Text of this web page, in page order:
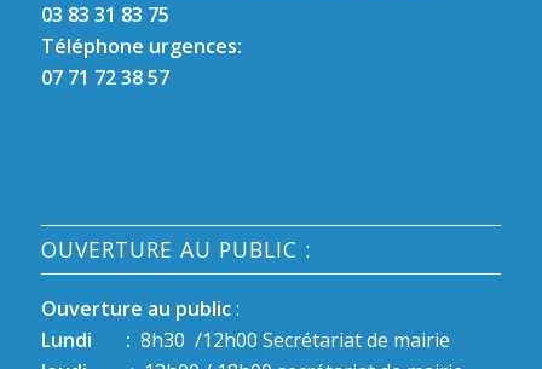
03 83 31 83 75
Téléphone urgences:
07 71 72 38 57
OUVERTURE AU PUBLIC :
Ouverture au public:
Lundi : 8h30 /12h00 Secrétariat de mairie